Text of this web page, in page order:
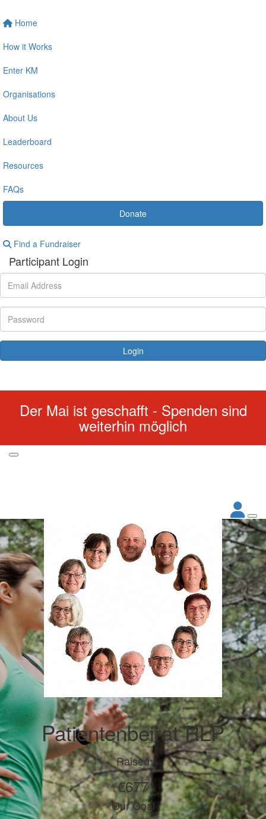
Home
How it Works
Enter KM
Organisations
About Us
Leaderboard
Resources
FAQs
Donate
Find a Fundraiser
Participant Login
Login
Der Mai ist geschafft - Spenden sind
weiterhin möglich
Patientenbeirat RLP
Raised
€677
Our Goal